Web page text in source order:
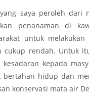
saya peroleh dari
penanaman di
untuk
cukup rendah. Untuk
kesadaran kepada
bertahan hidup dan
konservasi mata air